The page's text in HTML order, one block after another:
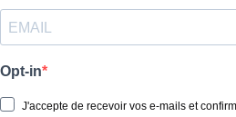
Internationales - 1000 Vins
des Oenologues 2008,
color caramello aranciato dai
un naso di pepe, pera e di
e calorosa sviluppa aromi
domina naturalmente la mela ».